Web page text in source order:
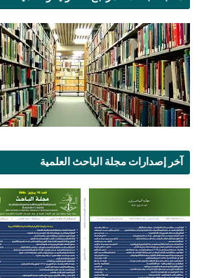
آخر إصدارات مجلة الباحث العلمية